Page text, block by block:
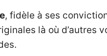
, fidèle à ses
là où d’autres